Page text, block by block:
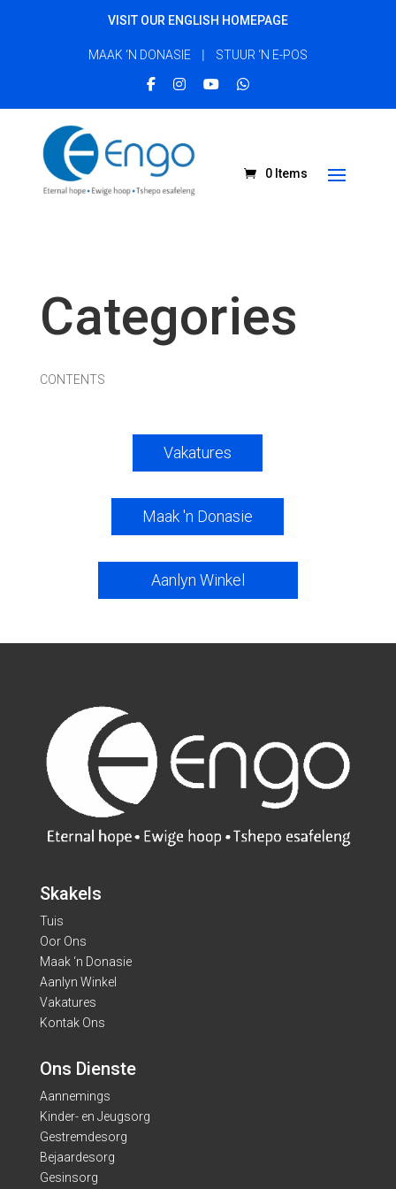
VISIT OUR ENGLISH HOMEPAGE
MAAK ‘N DONASIE | STUUR ‘N E-POS
0 Items
Categories
CONTENTS
Vakatures
Maak 'n Donasie
Aanlyn Winkel
Skakels
Tuis
Oor Ons
Maak ‘n Donasie
Aanlyn Winkel
Vakatures
Kontak Ons
Ons Dienste
Aannemings
Kinder- en Jeugsorg
Gestremdesorg
Bejaardesorg
Gesinsorg